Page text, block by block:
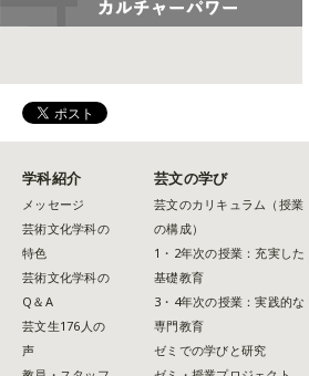
学科紹介
メッセージ
芸術文化学科の
特色
芸術文化学科の
Q＆A
芸文生176人の
声
芸文の学び
芸文のカリキュラム（授業
の構成）
1・2年次の授業：充実した
基礎教育
3・4年次の授業：実践的な
専門教育
ゼミでの学びと研究